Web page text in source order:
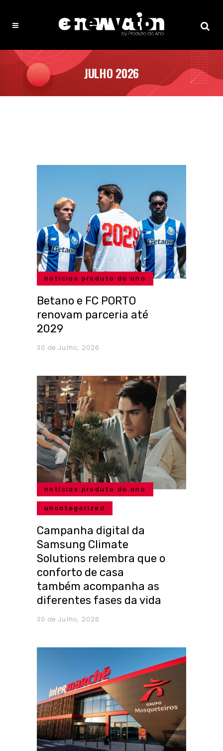
JULHO 2026
notícias produto do ano
Betano e FC PORTO
renovam parceria até
2029
30 de Julho, 2026
notícias produto do ano
uncategorized
Campanha digital da
Samsung Climate
Solutions relembra que o
conforto de casa
também acompanha as
diferentes fases da vida
30 de Julho, 2026